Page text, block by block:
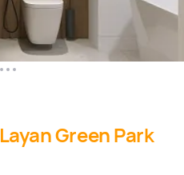
Layan Green Park